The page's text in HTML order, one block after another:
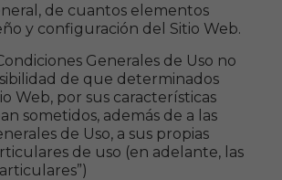
de cuantos elementos
y configuración del Sitio Web.
Generales de Uso no
de que determinados
Web, por sus características
sometidos, además de a las
de Uso, a sus propias
de uso (en adelante, las